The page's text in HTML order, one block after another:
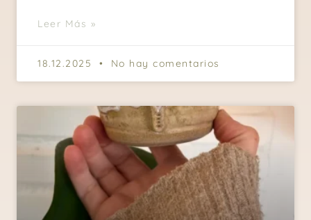
Leer Más »
18.12.2025 No hay comentarios